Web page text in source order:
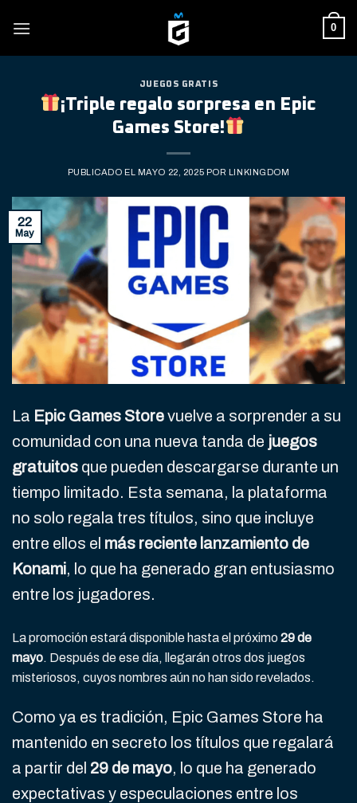
0
JUEGOS GRATIS
¡Triple regalo sorpresa en Epic
Games Store!
PUBLICADO EL MAYO 22, 2025 POR LINKINGDOM
22
May
La Epic Games Storevuelve a sorprender a su
comunidad con una nueva tanda de juegos
gratuitos que pueden descargarse durante un
tiempo limitado. Esta semana, la plataforma
no solo regala tres títulos, sino que incluye
entre ellos el más reciente lanzamiento de
Konami, lo que ha generado gran entusiasmo
entre los jugadores.
La promoción estará disponible hasta el próximo29 de
mayo. Después de ese día, llegarán otros dos juegos
misteriosos, cuyos nombres aún no han sido revelados.
Como ya es tradición, Epic Games Store ha
mantenido en secreto los títulos que regalará
a partir del 29 de mayo, lo que ha generado
expectativas y especulaciones entre los